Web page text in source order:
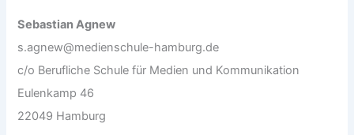
Sebastian Agnew
s.agnew@medienschule-hamburg.de
c/o Berufliche Schule für Medien und Kommunikation
Eulenkamp 46
22049 Hamburg